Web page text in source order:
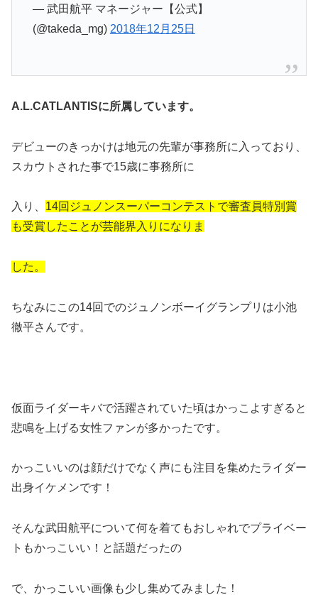
— 武田航平 マネージャー【公式】
(@takeda_mg) 2018年12月25日
A.L.CATLANTISに所属しています。
デビューのきっかけは地元の先輩が事務所に入っており、
スカウトされた事で15歳に事務所に
入り、 14回ジュノンスーパーコンテストで審査員特別賞
も受賞したことが芸能界入りになりま
した。
ちなみにこの14回でのジュノンボーイグランプリは小池
徹平さんです。
仮面ライダーキバで活躍されていた頃はかっこよすぎると
悲鳴を上げる女性ファンが多かったです。
かっこいいのは顔だけでなく声にも注目を集めたライダー
出身イケメンです！
そんな武田航平について何を着てもおしゃれでプライベー
トもかっこいい！と話題だったの
で、かっこいい画像も少し集めてみました！